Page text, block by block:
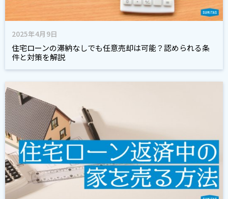
2025年4月9日
住宅ローンの滞納なしでも任意売却は可能？認められる条
件と対策を解説